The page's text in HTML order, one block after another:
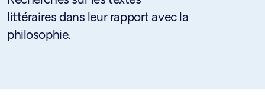
littéraires dans leur rapport avec la
philosophie.